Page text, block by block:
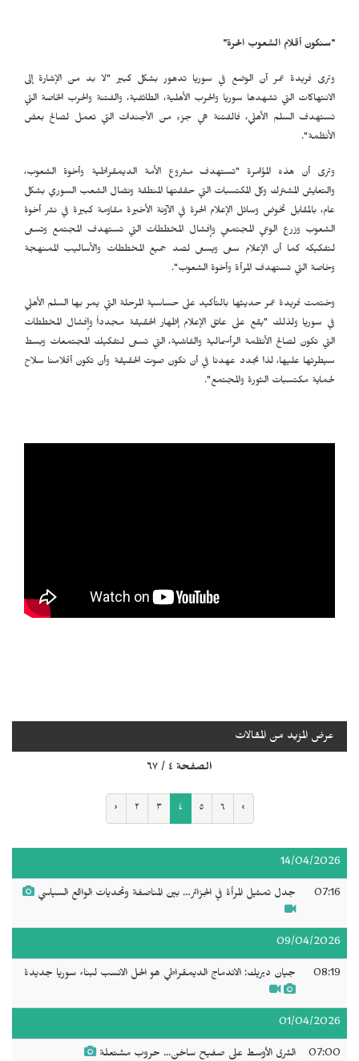
"سنكون أقلام الشعوب الحرة"
وترى فريدة عمر أن الوضع في سوريا تدهور بشكل كبير "لا بد من الإشارة إلى
الانتهاكات التي تشهدها سوريا والحرب الأهلية، الطائفية، والفتنة والحرب الخاصة التي
تستهدف السلم الأهلي، فالفتنة هي جزء من الأجندات التي تعمل لصالح بعض
الأنظمة".
وترى أن هذه المؤامرة "تستهدف مشروع الأمة الديمقراطية وأخوة الشعوب،
والتعايش المشترك وكل المكتسبات التي حققتها المنطقة ونضال الشعب السوري بشكل
عام، بالمقابل تخوض وسائل الإعلام الحرة في الآونة الأخيرة مقاومة كبيرة في نشر أخوة
الشعوب وزرع الوعي المجتمعي وإفشال المخططات التي تستهدف المجتمع وتسعى
لتفكيكه كما أن الإعلام سعى ويسعى لصد جميع المخططات والأساليب الممنهجة
وخاصة التي تستهدف المرأة وأخوة الشعوب".
وختمت فريدة عمر حديثها بالتأكيد على حساسية المرحلة التي يمر بها السلم الأهلي
في سوريا ولذلك "يقع على عاتق الإعلام إظهار الحقيقة مجدداً وإفشال المخططات
التي تكون لصالح الأنظمة الرأسمالية والفاشية، التي تسعى لتفكيك المجتمعات وبسط
سيطرتها عليها، لذا نجدد عهدنا في أن نكون صوت الحقيقة وأن تكون أقلامنا سلاح
لحماية مكتسبات الثورة والمجتمع".
عرض المزيد من المقالات
الصفحة ٤ / ٦٧
‹ ٢ ٣ ٤ ٥ ٦ ›
14/04/2026
07:16 جدل تمثيل المرأة في الجزائر… بين المناصفة وتحديات الواقع السياسي
09/04/2026
08:19 جيان ديريك: الاندماج الديمقراطي هو الحل الانسب لبناء سوريا جديدة
01/04/2026
07:00 الشرق الأوسط على صفيح ساخن... حروب مشتعلة